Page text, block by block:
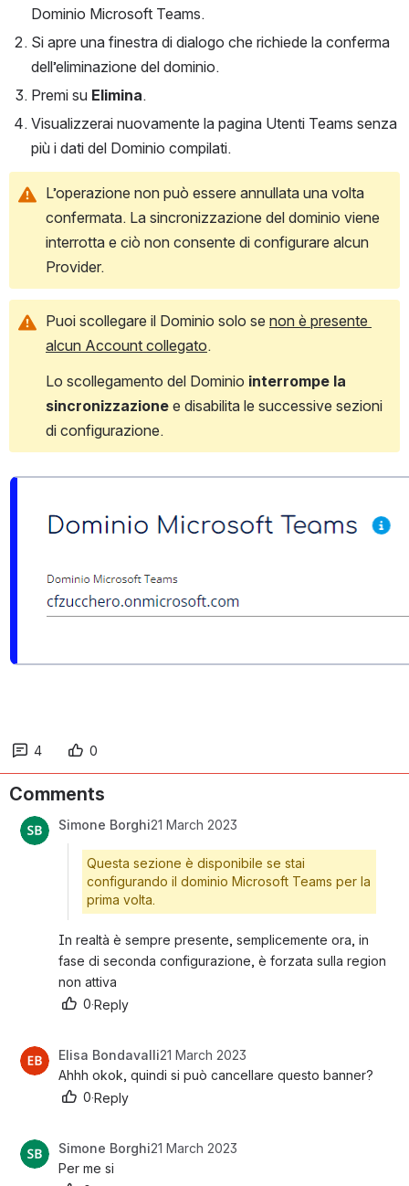
Dominio Microsoft Teams.
Si apre una finestra di dialogo che richiede la conferma
dell’eliminazione del dominio.
Premi su Elimina.
Visualizzerai nuovamente la pagina Utenti Teams senza
più i dati del Dominio compilati.
L’operazione non può essere annullata una volta
confermata. La sincronizzazione del dominio viene
interrotta e ciò non consente di configurare alcun
Provider.
Puoi scollegare il Dominio solo se non è presente
alcun Account collegato.
Lo scollegamento del Dominio interrompe la
sincronizzazione e disabilita le successive sezioni
di configurazione.
4 0
Comments
Simone Borghi21 March 2023
Questa sezione è disponibile se stai
configurando il dominio Microsoft Teams per la
prima volta.
In realtà è sempre presente, semplicemente ora, in
fase di seconda configurazione, è forzata sulla region
non attiva
0·Reply
Elisa Bondavalli21 March 2023
Ahhh okok, quindi si può cancellare questo banner?
0·Reply
Simone Borghi21 March 2023
Per me si